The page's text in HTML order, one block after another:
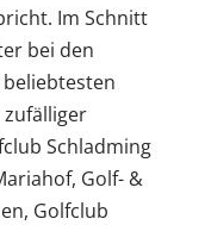
Im Schnitt
bei den
Schladming
Golf- &
Golfclub